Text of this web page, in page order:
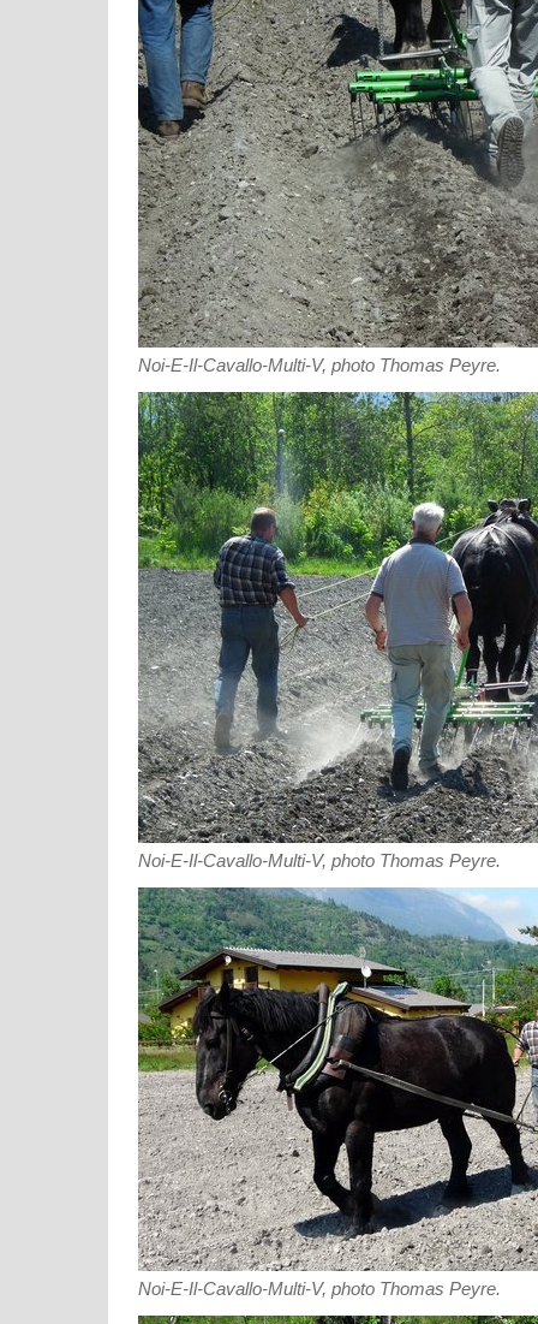
Noi-E-Il-Cavallo-Multi-V, photo Thomas Peyre.
Noi-E-Il-Cavallo-Multi-V, photo Thomas Peyre.
Noi-E-Il-Cavallo-Multi-V, photo Thomas Peyre.